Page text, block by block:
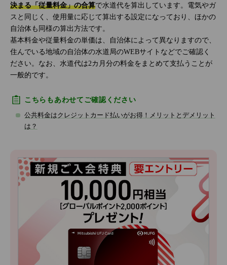
決まる「従量料金」の合算で水道代を算出しています。電気やガ
スと同じく、使用量に応じて算出する設定になっており、ほかの
自治体も同様の算出方法です。
基本料金や従量料金の単価は、自治体によって異なりますので、
住んでいる地域の自治体の水道局のWEBサイトなどでご確認く
ださい。なお、水道代は2カ月分の料金をまとめて支払うことが
一般的です。
こちらもあわせてご確認ください
公共料金はクレジットカード払いがお得！メリットとデメリット
は？